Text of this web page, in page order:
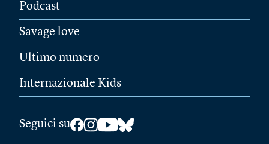
Podcast
Savage love
Ultimo numero
Internazionale Kids
Seguici su